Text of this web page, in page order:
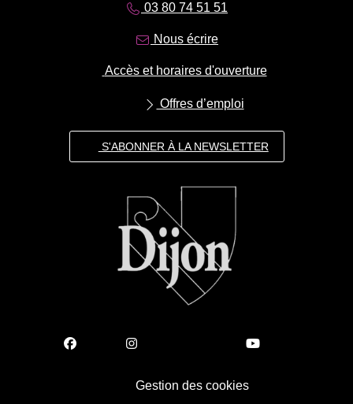
03 80 74 51 51
Nous écrire
Accès et horaires d'ouverture
Offres d’emploi
S'ABONNER À LA NEWSLETTER
Gestion des cookies